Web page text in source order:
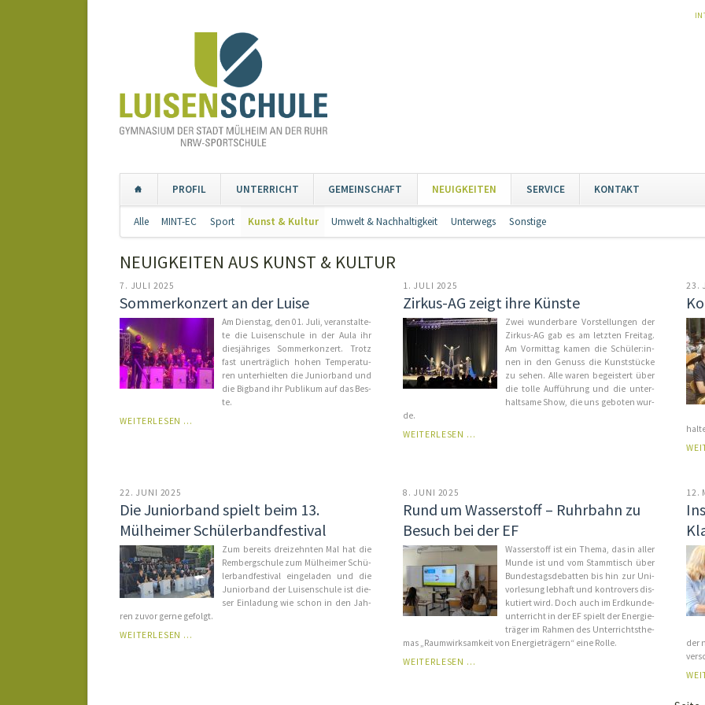
PROFIL UNTERRICHT GEMEINSCHAFT NEUIGKEITEN SERVICE KONTAKT
überspringen
Alle MINT-EC Sport Kunst & Kultur Umwelt & Nachhaltigkeit Unterwegs Sonstige
NEUIGKEITEN AUS KUNST & KULTUR
7. JULI 2025
Sommerkonzert an der Luise
Am Diens­tag, den 01. Ju­li, ver­an­stal­te­
te die Lui­sen­schu­le in der Au­la ihr
dies­jäh­ri­ges Som­mer­kon­zert. Trotz
fast un­er­träg­lich ho­hen Tem­pe­ra­tu­
ren un­ter­hiel­ten die Ju­ni­or­band und
die Big­band ihr Pu­bli­kum auf das Bes­
te.
WEITERLESEN …
1. JULI 2025
Zirkus-AG zeigt ihre Künste
Zwei wunder­ba­re Vor­stel­lun­gen der
Zir­kus-AG gab es am letz­ten Frei­tag.
Am Vor­mit­tag ka­men die Schü­ler:in­
nen in den Ge­nuss die Kunst­stücke
zu se­hen. Alle wa­ren be­geis­tert über
die tol­le Auf­füh­rung und die un­ter­
halt­sa­me Show, die uns ge­bo­ten wur­
de.
WEITERLESEN …
23.
22. JUNI 2025
Die Juniorband spielt beim 13.
Mülheimer Schülerbandfestival
Zum bereits drei­zehnten Mal hat die
Rem­berg­schu­le zum Mül­hei­mer Schü­
ler­band­fes­ti­val ein­ge­la­den und die
Ju­ni­or­band der Lu­i­sen­schu­le ist die­
ser Ein­la­dung wie schon in den Jah­
ren zu­vor ger­ne ge­folgt.
WEITERLESEN …
8. JUNI 2025
Rund um Wasserstoff – Ruhrbahn zu
Besuch bei der EF
Was­ser­stoff ist ein The­ma, das in al­ler
Mun­de ist und vom Stamm­tisch über
Bun­des­tags­de­bat­ten bis hin zur Uni­
vor­le­sung leb­haft und kon­tro­vers dis­
ku­tiert wird. Doch auch im Erd­kun­de­
un­ter­richt in der EF spielt der Ener­gie­
trä­ger im Rah­men des Un­ter­richts­the­
mas „Raum­wirk­sam­keit von Ener­gie­trä­gern“ ei­ne Rol­le.
WEITERLESEN …
12.
der